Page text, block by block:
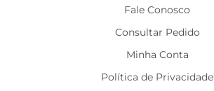
Fale Conosco
Consultar Pedido
Minha Conta
Política de Privacidade